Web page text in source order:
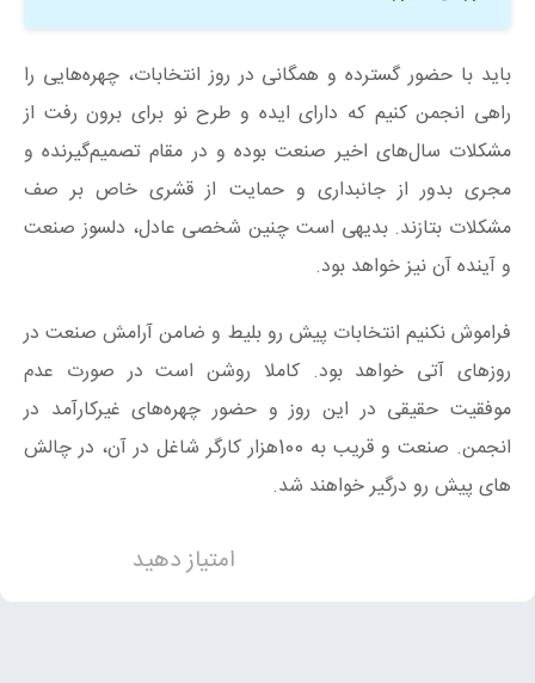
باید با حضور گسترده و همگانی در روز انتخابات، چهره‌هایی را
راهی انجمن کنیم که دارای ایده و طرح نو برای برون رفت از
مشکلات سال‌های اخیر صنعت بوده و در مقام تصمیم‌گیرنده و
مجری بدور از جانبداری و حمایت از قشری خاص بر صف
مشکلات بتازند. بدیهی است چنین شخصی عادل، دلسوز صنعت
و آینده آن نیز خواهد بود.
فراموش نکنیم انتخابات پیش رو بلیط و ضامن آرامش صنعت در
روزهای آتی خواهد بود. کاملا روشن است در صورت عدم
موفقیت حقیقی در این روز و حضور چهره‌های غیرکارآمد در
انجمن. صنعت و قریب به 100هزار کارگر شاغل در آن، در چالش
های پیش رو درگیر خواهند شد.
امتیاز دهید